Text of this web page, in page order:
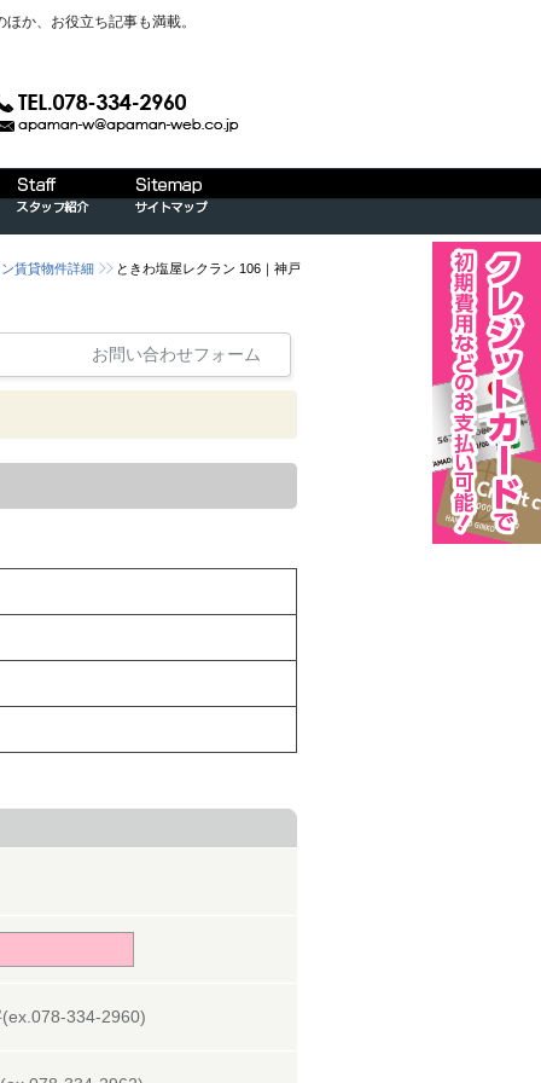
か、お役立ち記事も満載。
賃貸物件詳細
ときわ塩屋レクラン 106｜神戸
お問い合わせフォーム
334-2960)